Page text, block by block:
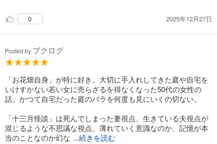
0 2025年12月27日
Posted by ブクログ
「お花畑自身」が特に好き。大切に手入れしてきた庭や自宅を
いけすかない若い女に売らざるを得なくなった50代の女性の
話。かつて自宅だった庭のバラを何度も見にいくの切ない。
「十三月怪談」は死んでしまった妻視点、生きている夫視点が
混じるような不思議な視点。薄れていく意識なのか、記憶が本
当のことなのか幻な ...続きを読む